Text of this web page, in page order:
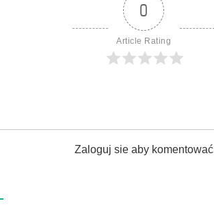
0
Article Rating
Zaloguj sie aby komentować